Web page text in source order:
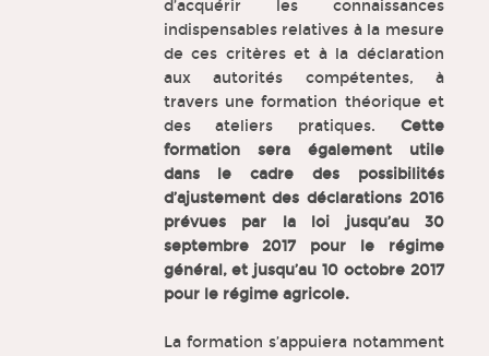
d’acquérir les connaissances
indispensables relatives à la mesure
de ces critères et à la déclaration
aux autorités compétentes, à
travers une formation théorique et
des ateliers pratiques. Cette
formation sera également utile
dans le cadre des possibilités
d’ajustement des déclarations 2016
prévues par la loi jusqu’au 30
septembre 2017 pour le régime
général, et jusqu’au 10 octobre 2017
pour le régime agricole.
La formation s’appuiera notamment